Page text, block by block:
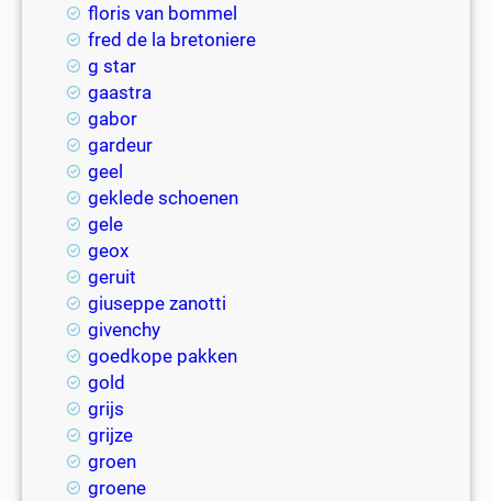
floris van bommel
fred de la bretoniere
g star
gaastra
gabor
gardeur
geel
geklede schoenen
gele
geox
geruit
giuseppe zanotti
givenchy
goedkope pakken
gold
grijs
grijze
groen
groene